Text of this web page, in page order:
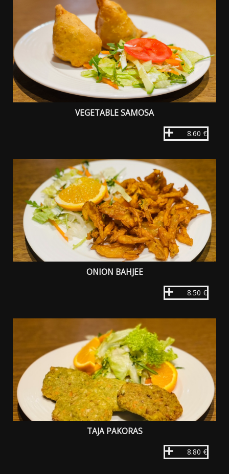
VEGETABLE SAMOSA
8.60 €
ONION BAHJEE
8.50 €
TAJA PAKORAS
8.80 €